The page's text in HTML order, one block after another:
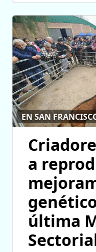
EN SAN
a
última